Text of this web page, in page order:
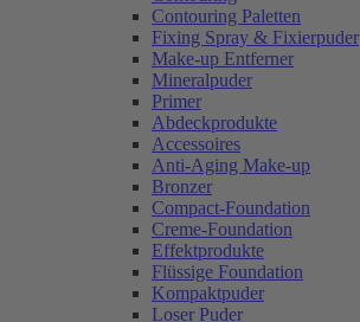
Contouring Paletten
Fixing Spray & Fixierpuder
Make-up Entferner
Mineralpuder
Primer
Abdeckprodukte
Accessoires
Anti-Aging Make-up
Bronzer
Compact-Foundation
Creme-Foundation
Effektprodukte
Flüssige Foundation
Kompaktpuder
Loser Puder